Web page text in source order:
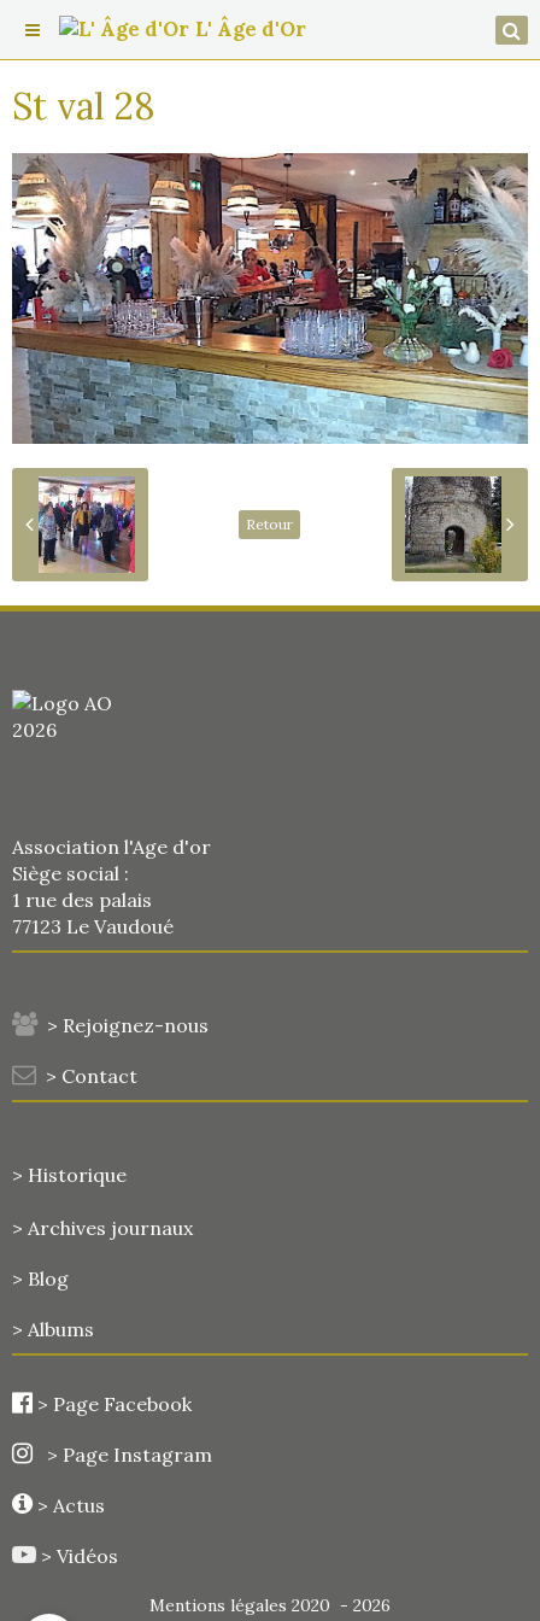
L' Âge d'Or
St val 28
Retour
Association l'Age d'or
Siège social :
1 rue des palais
77123 Le Vaudoué
> Rejoignez-nous
> Contact
> Historique
> Archives journaux
> Blog
> Albums
> Page Facebook
> Page Instagram
> Actus
> Vidéos
Mentions légales 2020 - 2026